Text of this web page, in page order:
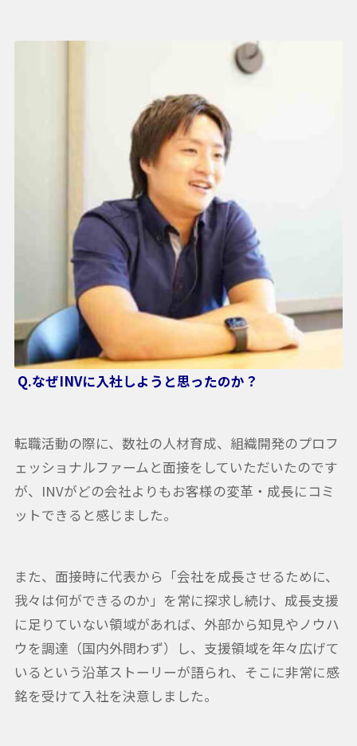
Q.なぜINVに入社しようと思ったのか？
転職活動の際に、数社の人材育成、組織開発のプロフ
ェッショナルファームと面接をしていただいたのです
が、INVがどの会社よりもお客様の変革・成長にコミ
ットできると感じました。
また、面接時に代表から「会社を成長させるために、
我々は何ができるのか」を常に探求し続け、成長支援
に足りていない領域があれば、外部から知見やノウハ
ウを調達（国内外問わず）し、支援領域を年々広げて
いるという沿革ストーリーが語られ、そこに非常に感
銘を受けて入社を決意しました。